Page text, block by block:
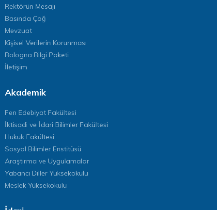
Rektörün Mesajı
Basında Çağ
Mevzuat
Kişisel Verilerin Korunması
Bologna Bilgi Paketi
İletişim
Akademik
Fen Edebiyat Fakültesi
İktisadi ve İdari Bilimler Fakültesi
Hukuk Fakültesi
Sosyal Bilimler Enstitüsü
Araştırma ve Uygulamalar
Yabancı Diller Yüksekokulu
Meslek Yüksekokulu